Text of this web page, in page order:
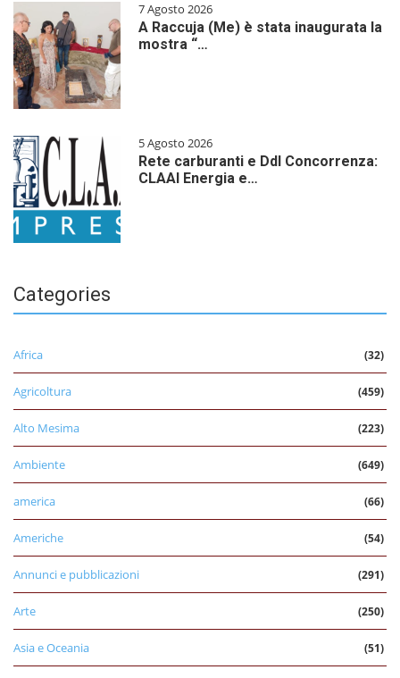
7 Agosto 2026
A Raccuja (Me) è stata inaugurata la
mostra “…
5 Agosto 2026
Rete carburanti e Ddl Concorrenza:
CLAAI Energia e…
Categories
Africa (32)
Agricoltura (459)
Alto Mesima (223)
Ambiente (649)
america (66)
Americhe (54)
Annunci e pubblicazioni (291)
Arte (250)
Asia e Oceania (51)